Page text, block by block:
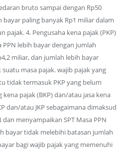
bruto sampai dengan Rp50
paling banyak Rp1 miliar dalam
pajak. 4. Pengusaha kena pajak (PKP)
PPN lebih bayar dengan jumlah
miliar, dan jumlah lebih bayar
masa pajak. wajib pajak yang
tidak termasuk PKP yang belum
pajak (BKP) dan/atau jasa kena
dan/atau JKP sebagaimana dimaksud
dan menyampaikan SPT Masa PPN
bayar tidak melebihi batasan jumlah
bagi wajib pajak yang memenuhi